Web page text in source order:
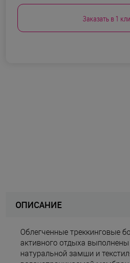
Заказать в 1
ОПИСАНИЕ
Облегченные треккинговые
активного отдыха
натуральной замши и